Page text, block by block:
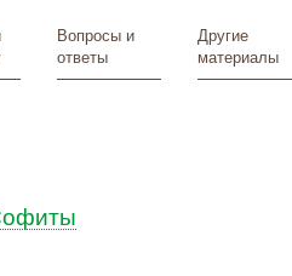
Вопросы и
ответы
Другие
материалы